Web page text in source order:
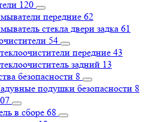
120
передние 62
стекла двери задка 61
54
передние 43
задний 13
безопасности 8
подушки безопасности 8
в сборе 68